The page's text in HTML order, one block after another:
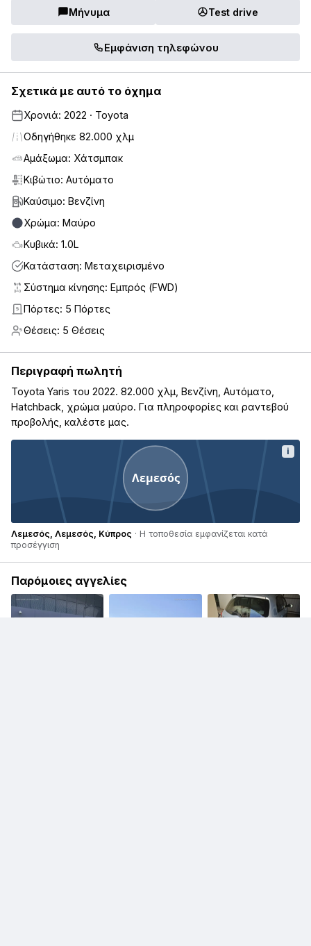
Μήνυμα Test drive
Εμφάνιση τηλεφώνου
Σχετικά με αυτό το όχημα
Χρονιά: 2022 · Toyota
Οδηγήθηκε 82.000 χλμ
Αμάξωμα: Χάτσμπακ
Κιβώτιο: Αυτόματο
Καύσιμο: Βενζίνη
Χρώμα: Μαύρο
Κυβικά: 1.0L
Κατάσταση: Μεταχειρισμένο
Σύστημα κίνησης: Εμπρός (FWD)
5 Πόρτες: 5 Πόρτες
5 Θέσεις: 5 Θέσεις
Περιγραφή πωλητή
Toyota Yaris του 2022. 82.000 χλμ, Βενζίνη, Αυτόματο,
Hatchback, χρώμα μαύρο. Για πληροφορίες και ραντεβού
προβολής, καλέστε μας.
Λεμεσός
i
Λεμεσός, Λεμεσός, Κύπρος · Η τοποθεσία εμφανίζεται κατά
προσέγγιση
Παρόμοιες αγγελίες